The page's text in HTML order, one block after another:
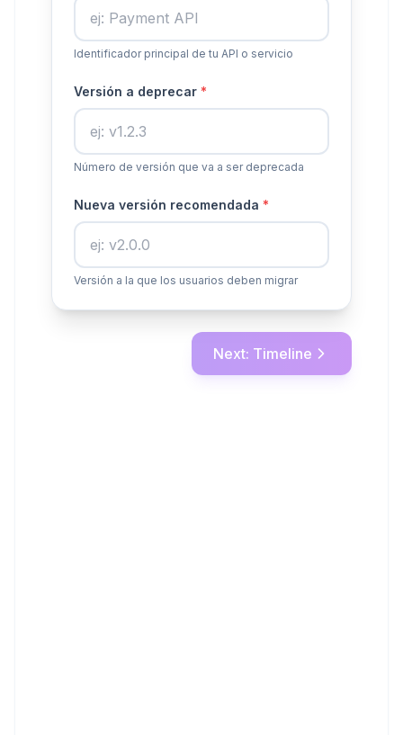
Identificador principal de tu API o servicio
Versión a deprecar *
Número de versión que va a ser deprecada
Nueva versión recomendada *
Versión a la que los usuarios deben migrar
Next: Timeline